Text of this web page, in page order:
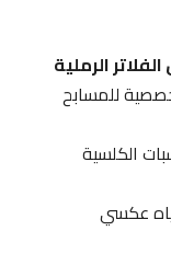
الرملية
للمسابح
الكلسية
عكسي